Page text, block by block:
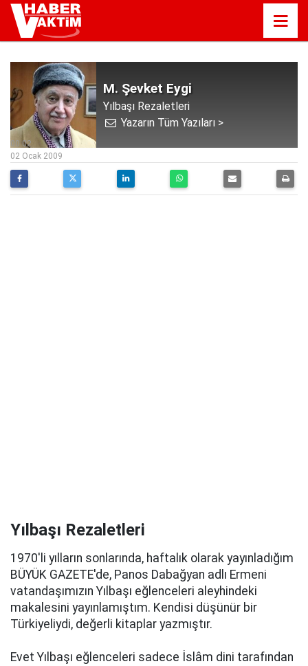
M. Şevket Eygi
Yılbaşı Rezaletleri
Yazarın Tüm Yazıları >
00:02
02 Ocak 2009
Yılbaşı Rezaletleri
1970'li yılların sonlarında, haftalık olarak yayınladığım
BÜYÜK GAZETE'de, Panos Dabağyan adlı Ermeni
vatandaşımızın Yılbaşı eğlenceleri aleyhindeki
makalesini yayınlamıştım. Kendisi düşünür bir
Türkiyeliydi, değerli kitaplar yazmıştır.
Evet Yılbaşı eğlenceleri sadece İslâm dini tarafından